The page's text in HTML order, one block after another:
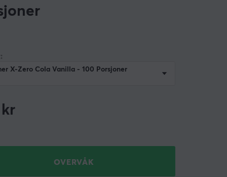
X-Zero Cola Vanilla - 100 Porsjoner
kr
OVERVÅK